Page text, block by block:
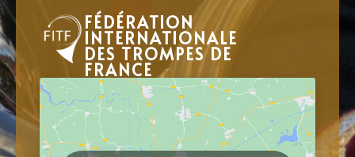
FÉDÉRATION
INTERNATIONALE
DES TROMPES DE
FRANCE